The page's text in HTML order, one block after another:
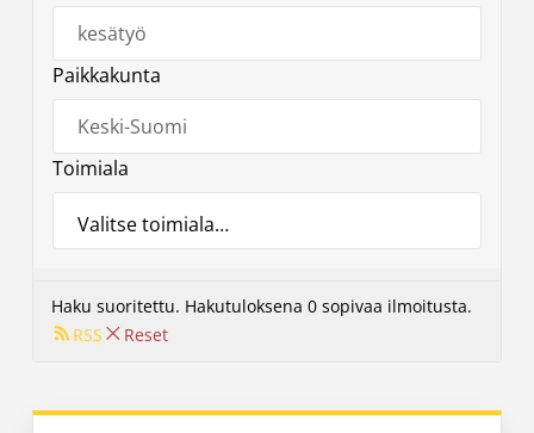
Paikkakunta
Toimiala
Haku suoritettu. Hakutuloksena 0 sopivaa ilmoitusta.
Reset
RSS